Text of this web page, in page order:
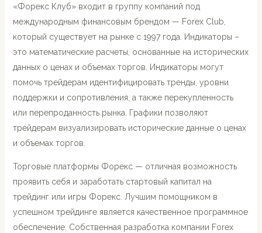
«Форекс Клуб» входит в группу компаний под
международным финансовым брендом — Forex Club,
который существует на рынке с 1997 года. Индикаторы –
это математические расчеты, основанные на исторических
данных о ценах и объемах торгов. Индикаторы могут
помочь трейдерам идентифицировать тренды, уровни
поддержки и сопротивления, а также перекупленность
или перепроданность рынка. Графики позволяют
трейдерам визуализировать исторические данные о ценах
и объемах торгов.
Торговые платформы Форекс — отличная возможность
проявить себя и заработать стартовый капитал на
трейдинг или игры Форекс. Лучшим помощником в
успешном трейдинге является качественное программное
обеспечение. Собственная разработка компании Forex